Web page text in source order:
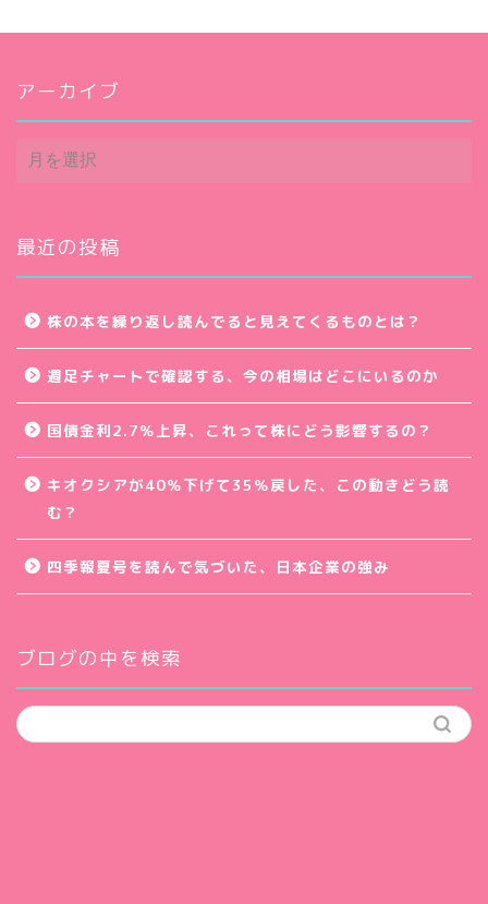
アーカイブ
ア
ー
ブ
最近の投稿
株の本を繰り返し読んでると見えてくるものとは？
週足チャートで確認する、今の相場はどこにいるのか
国債金利2.7％上昇、これって株にどう影響するの？
キオクシアが40％下げて35％戻した、この動きどう読
む？
四季報夏号を読んで気づいた、日本企業の強み
ブログの中を検索